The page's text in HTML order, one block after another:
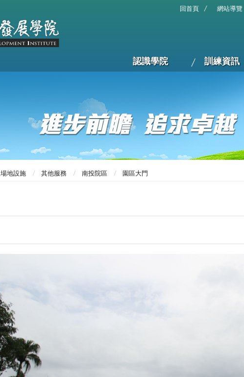
回首頁 網站導覽
認識學院 訓練資訊
場地設施 其他服務 南投院區 園區大門